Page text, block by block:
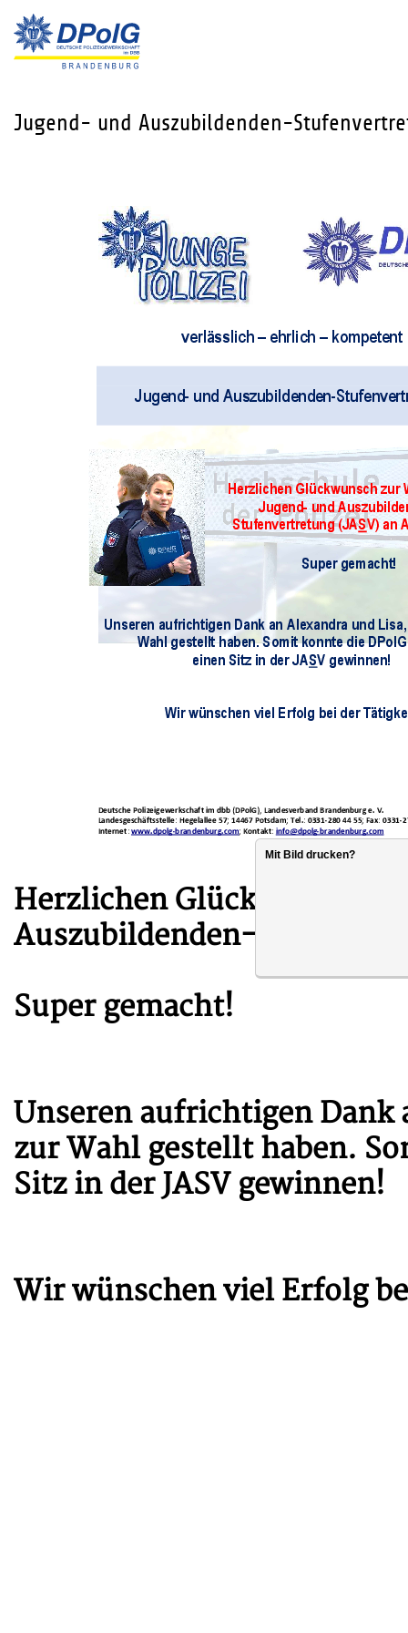
Jugend- und Auszubildenden-
Herzlichen Glückwunsch
Auszubildenden-
Super gemacht!
Unseren aufrichtigen Dank
zur Wahl gestellt haben.
Sitz in der JASV gewinnen!
Wir wünschen viel Erfolg
Mit Bild drucken?